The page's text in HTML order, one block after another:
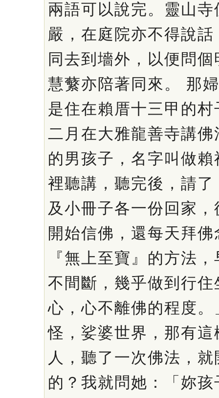
兩語可以說完。靈山
嚴，在庭院亦不得說
同去到墻外，以便問
慧蘩亦陪著同來。 那
是住在賴厝十三甲的
二月在大雅龍善寺講
的男孩子，名字叫做
裡聽講，聽完後，請
及小冊子各一份回家
開始信佛，還每天拜
『無上至寶』的方法
不間斷，幾乎做到行
心，心不離佛的程度
怪，娑婆世界，那有
人，聽了一次佛法，
的？我就問她：「妳